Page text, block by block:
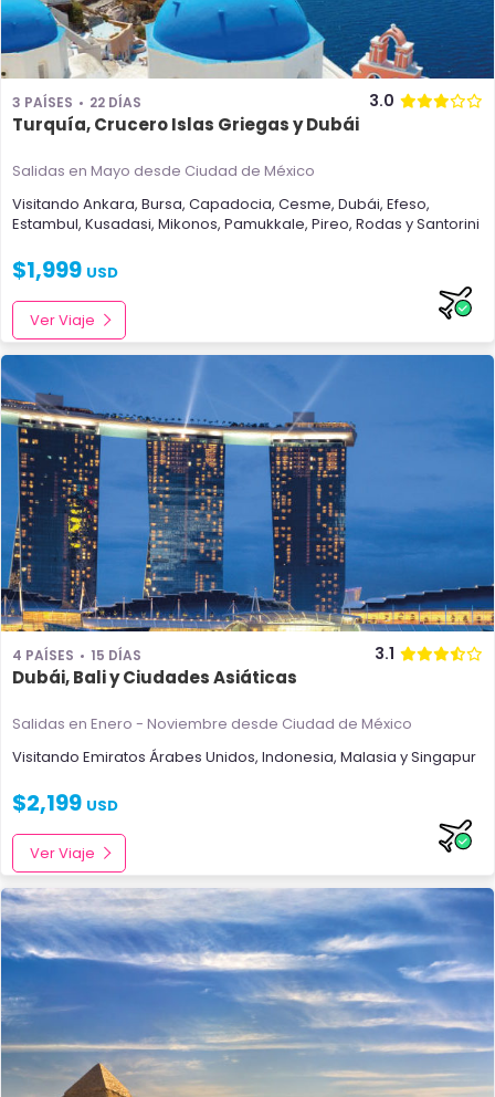
3 PAÍSES 22 DÍAS 3.0
Turquía, Crucero Islas Griegas y Dubái
Salidas en Mayo desde Ciudad de México
Visitando Ankara, Bursa, Capadocia, Cesme, Dubái, Efeso,
Estambul, Kusadasi, Mikonos, Pamukkale, Pireo, Rodas ySantorini
$1,999 USD
Ver Viaje
4 PAÍSES 15 DÍAS 3.1
Dubái, Bali y Ciudades Asiáticas
Salidas en Enero - Noviembre desde Ciudad de México
Visitando Emiratos Árabes Unidos, Indonesia, Malasia ySingapur
$2,199 USD
Ver Viaje